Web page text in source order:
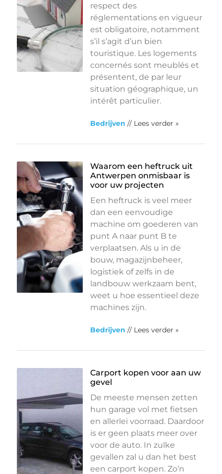
respect des
réglementations en vigueur
est obligatoire, notamment
s’il s’agit d’un bien
touristique. Les logements
concernés sont meublés et
présentent, de par leur
situation géographique, un
intérêt particulier.
Bedrijven // Lees verder »
Waarom een heftruck uit
Antwerpen onmisbaar is
voor uw projecten
Een heftruck is veel meer
dan een eenvoudige
machine om goederen van
punt A naar punt B te
verplaatsen. Als u in de
bouw, magazijnbeheer,
logistiek of zelfs in de
landbouw werkzaam bent,
weet u hoe essentieel deze
machines zijn.
Bedrijven // Lees verder »
Carport kopen voor aan uw
gevel
De meeste mensen zetten
hun garage vol met fietsen
en allerlei voorraad. Daardoor
is er geen plaats meer over
voor de auto. In zulke
gevallen zal u dan het best
een carport kopen. Zo’n